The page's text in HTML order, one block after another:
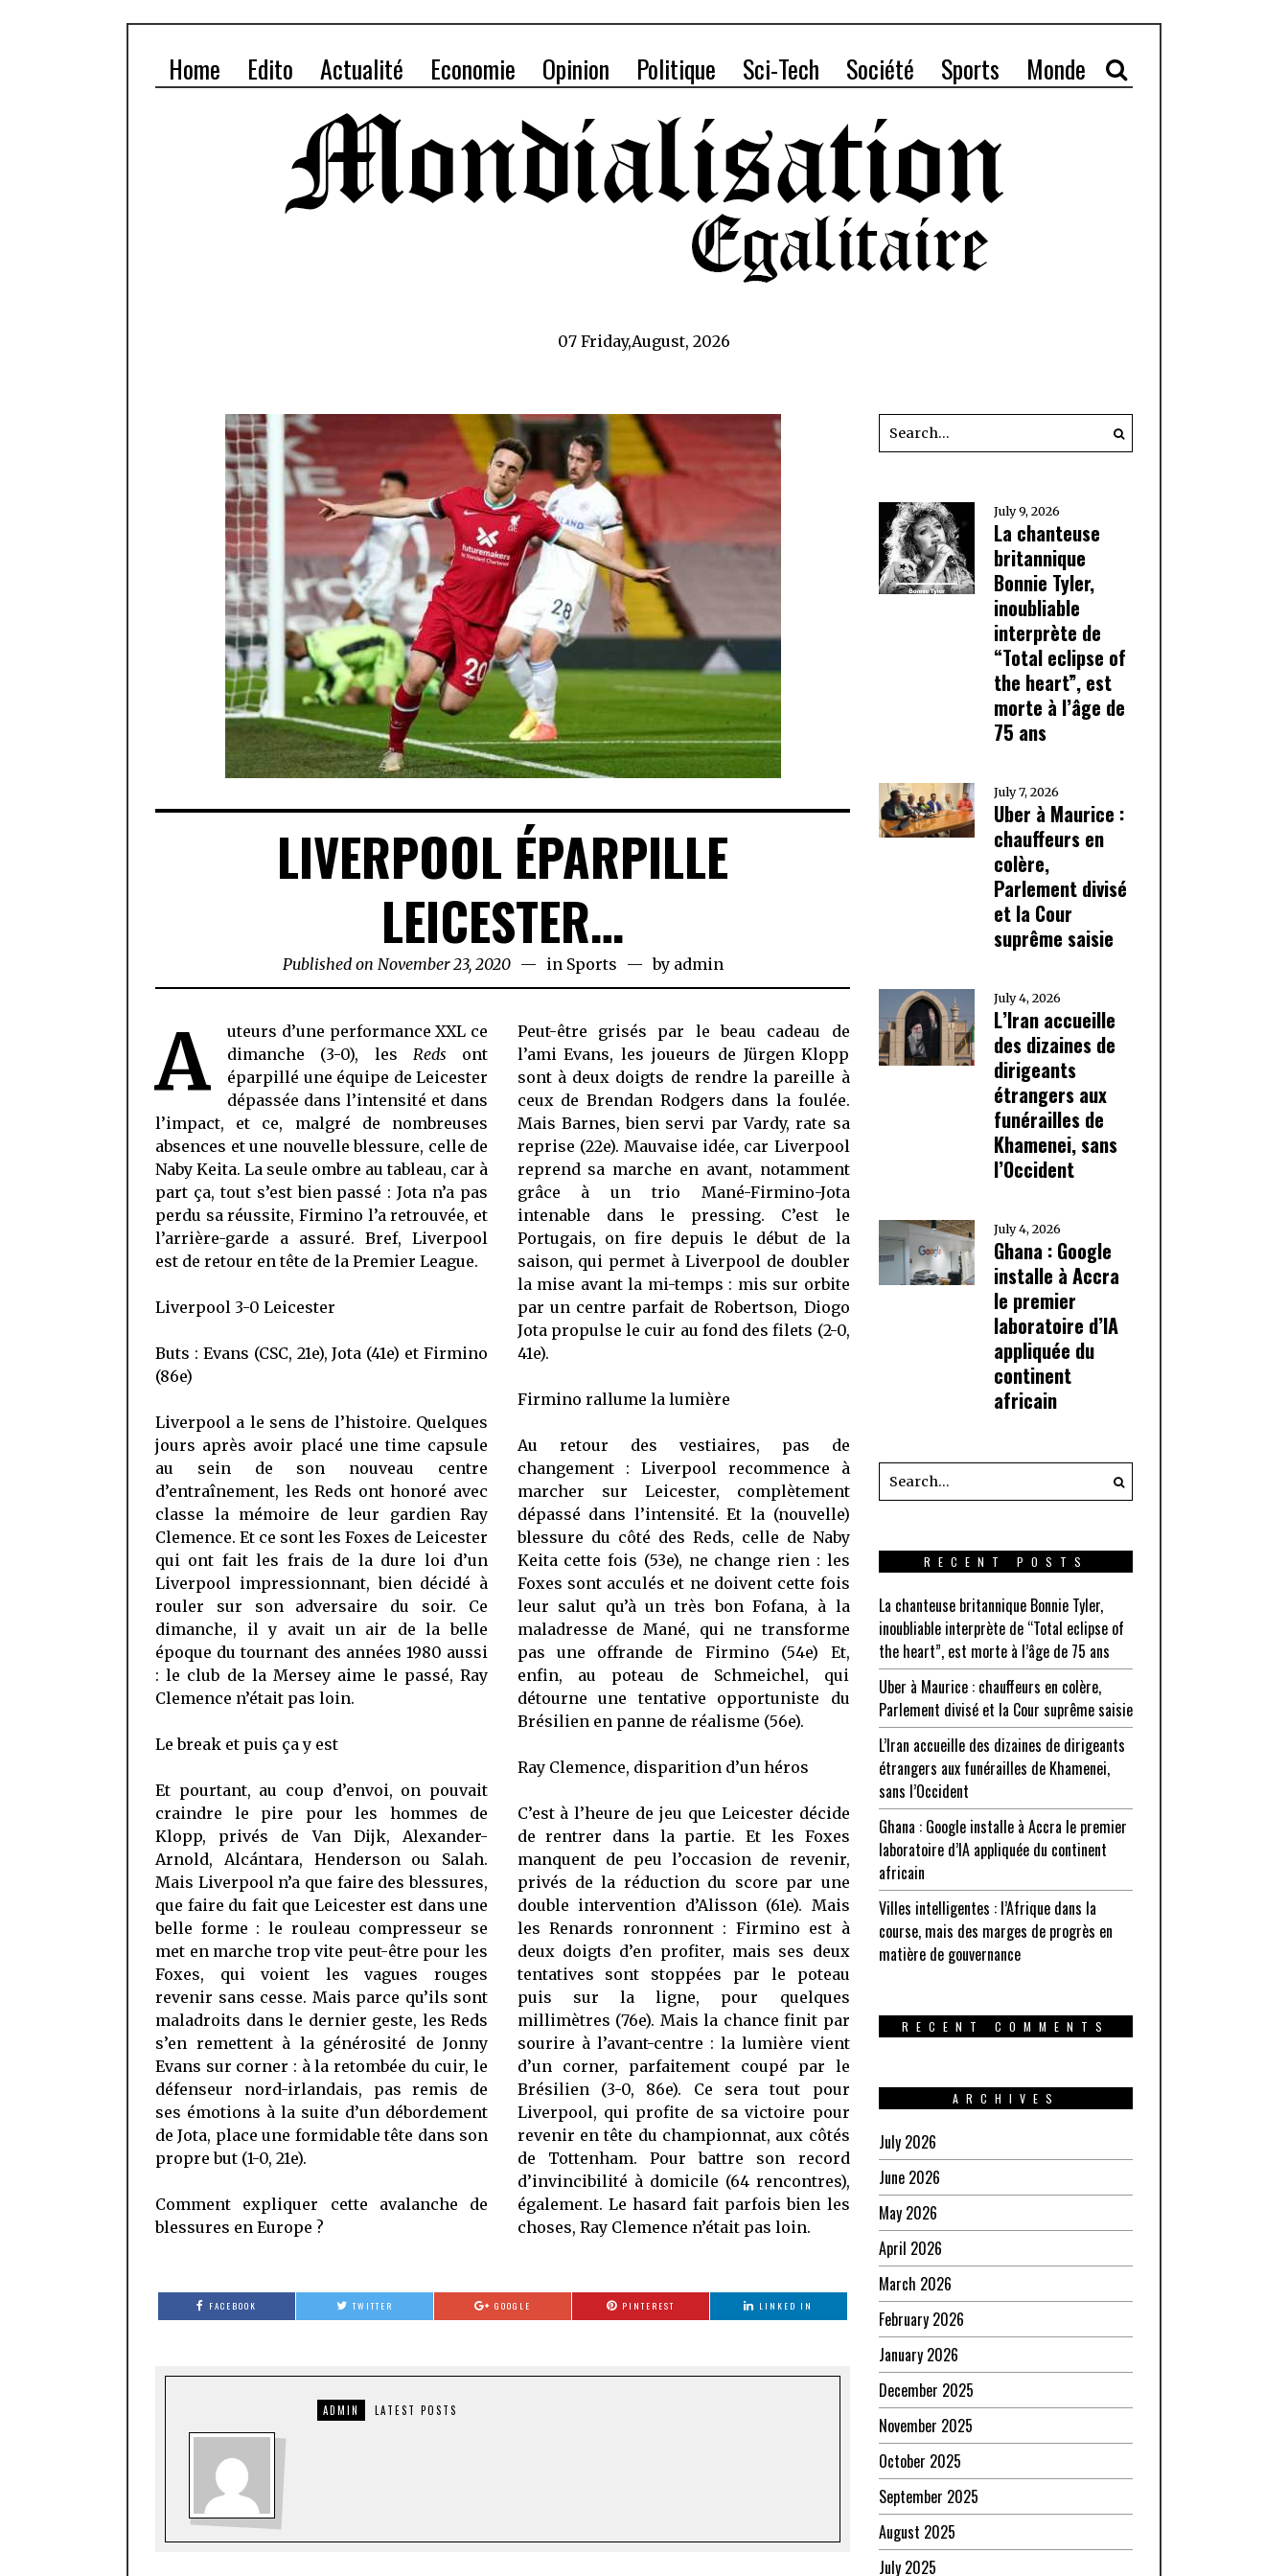
Home Edito Actualité Economie Opinion Politique Sci-Tech Société Sports Monde
07 Friday,August, 2026
LIVERPOOL ÉPARPILLE
LEICESTER…
Published on November 23, 2020November
23,
in Sports by admin
A
uteurs d’une performance XXL ce
dimanche (3-0), les Reds ont
éparpillé une équipe de Leicester
dépassée dans l’intensité et dans
l’impact, et ce, malgré de nombreuses
absences et une nouvelle blessure, celle de
Naby Keita. La seule ombre au tableau, car à
part ça, tout s’est bien passé : Jota n’a pas
perdu sa réussite, Firmino l’a retrouvée, et
l’arrière-garde a assuré. Bref, Liverpool
est de retour en tête de la Premier League.
Liverpool 3-0 Leicester
Buts : Evans (CSC, 21e), Jota (41e) et Firmino
(86e)
Liverpool a le sens de l’histoire. Quelques
jours après avoir placé une time capsule
au sein de son nouveau centre
d’entraînement, les Reds ont honoré avec
classe la mémoire de leur gardien Ray
Clemence. Et ce sont les Foxes de Leicester
qui ont fait les frais de la dure loi d’un
Liverpool impressionnant, bien décidé à
rouler sur son adversaire du soir. Ce
dimanche, il y avait un air de la belle
époque du tournant des années 1980 aussi
: le club de la Mersey aime le passé, Ray
Clemence n’était pas loin.
Le break et puis ça y est
Et pourtant, au coup d’envoi, on pouvait
craindre le pire pour les hommes de
Klopp, privés de Van Dijk, Alexander-
Arnold, Alcántara, Henderson ou Salah.
Mais Liverpool n’a que faire des blessures,
que faire du fait que Leicester est dans une
belle forme : le rouleau compresseur se
met en marche trop vite peut-être pour les
Foxes, qui voient les vagues rouges
revenir sans cesse. Mais parce qu’ils sont
maladroits dans le dernier geste, les Reds
s’en remettent à la générosité de Jonny
Evans sur corner : à la retombée du cuir, le
défenseur nord-irlandais, pas remis de
ses émotions à la suite d’un débordement
de Jota, place une formidable tête dans son
propre but (1-0, 21e).
Comment expliquer cette avalanche de
blessures en Europe ?
Peut-être grisés par le beau cadeau de
l’ami Evans, les joueurs de Jürgen Klopp
sont à deux doigts de rendre la pareille à
ceux de Brendan Rodgers dans la foulée.
Mais Barnes, bien servi par Vardy, rate sa
reprise (22e). Mauvaise idée, car Liverpool
reprend sa marche en avant, notamment
grâce à un trio Mané-Firmino-Jota
intenable dans le pressing. C’est le
Portugais, on fire depuis le début de la
saison, qui permet à Liverpool de doubler
la mise avant la mi-temps : mis sur orbite
par un centre parfait de Robertson, Diogo
Jota propulse le cuir au fond des filets (2-0,
41e).
Firmino rallume la lumière
Au retour des vestiaires, pas de
changement : Liverpool recommence à
marcher sur Leicester, complètement
dépassé dans l’intensité. Et la (nouvelle)
blessure du côté des Reds, celle de Naby
Keita cette fois (53e), ne change rien : les
Foxes sont acculés et ne doivent cette fois
leur salut qu’à un très bon Fofana, à la
maladresse de Mané, qui ne transforme
pas une offrande de Firmino (54e) Et,
enfin, au poteau de Schmeichel, qui
détourne une tentative opportuniste du
Brésilien en panne de réalisme (56e).
Ray Clemence, disparition d’un héros
C’est à l’heure de jeu que Leicester décide
de rentrer dans la partie. Et les Foxes
manquent de peu l’occasion de revenir,
privés de la réduction du score par une
double intervention d’Alisson (61e). Mais
les Renards ronronnent : Firmino est à
deux doigts d’en profiter, mais ses deux
tentatives sont stoppées par le poteau
puis sur la ligne, pour quelques
millimètres (76e). Mais la chance finit par
sourire à l’avant-centre : la lumière vient
d’un corner, parfaitement coupé par le
Brésilien (3-0, 86e). Ce sera tout pour
Liverpool, qui profite de sa victoire pour
revenir en tête du championnat, aux côtés
de Tottenham. Pour battre son record
d’invincibilité à domicile (64 rencontres),
également. Le hasard fait parfois bien les
choses, Ray Clemence n’était pas loin.
FACEBOOK TWITTER GOOGLE PINTEREST LINKED IN
ADMIN LATEST POSTS
July 9, 2026
La chanteuse
britannique
Bonnie Tyler,
inoubliable
interprète de
“Total eclipse of
the heart”, est
morte à l’âge de
75 ans
July 7, 2026
Uber à Maurice :
chauffeurs en
colère,
Parlement divisé
et la Cour
suprême saisie
July 4, 2026
L’Iran accueille
des dizaines de
dirigeants
étrangers aux
funérailles de
Khamenei, sans
l’Occident
July 4, 2026
Ghana : Google
installe à Accra
le premier
laboratoire d’IA
appliquée du
continent
africain
RECENT POSTS
La chanteuse britannique Bonnie Tyler,
inoubliable interprète de “Total eclipse of
the heart”, est morte à l’âge de 75 ans
Uber à Maurice : chauffeurs en colère,
Parlement divisé et la Cour suprême saisie
L’Iran accueille des dizaines de dirigeants
étrangers aux funérailles de Khamenei,
sans l’Occident
Ghana : Google installe à Accra le premier
laboratoire d’IA appliquée du continent
africain
Villes intelligentes : l’Afrique dans la
course, mais des marges de progrès en
matière de gouvernance
RECENT COMMENTS
ARCHIVES
July 2026
June 2026
May 2026
April 2026
March 2026
February 2026
January 2026
December 2025
November 2025
October 2025
September 2025
August 2025
July 2025